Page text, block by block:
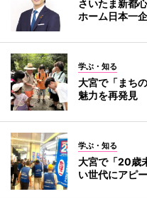
さいたま新都
ホーム日本一
学ぶ・知る
大宮で「まち
魅力を再発見
学ぶ・知る
大宮で「20歳
い世代にアピ